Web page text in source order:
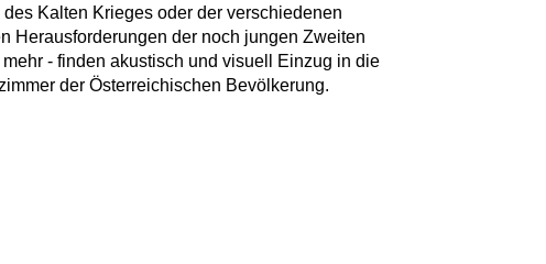
Kalten Krieges oder der verschiedenen
Herausforderungen der noch jungen Zweiten
- finden akustisch und visuell Einzug in die
der Österreichischen Bevölkerung.